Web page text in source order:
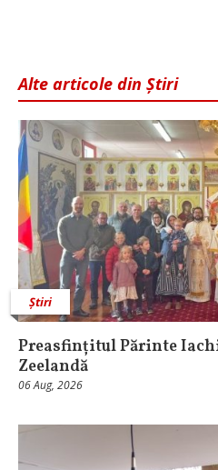
Alte articole din Știri
Știri
Preasfințitul Părinte
Zeelandă
06 Aug, 2026